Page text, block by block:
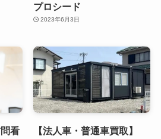
プロシード
2023年6月3日
看
【法人車・普通車買取】